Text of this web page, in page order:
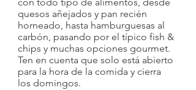
con todo tipo de alimentos, desde
quesos añejados y pan recién
horneado, hasta hamburguesas al
carbón, pasando por el típico fish &
chips y muchas opciones gourmet.
Ten en cuenta que solo está abierto
para la hora de la comida y cierra
los domingos.